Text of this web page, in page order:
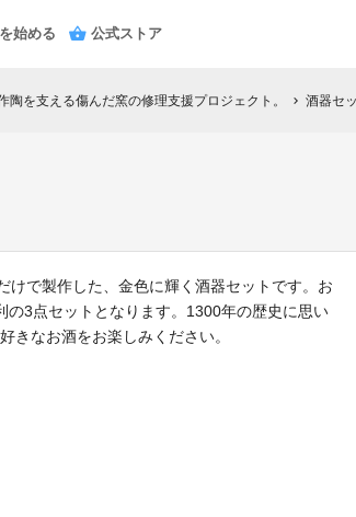
始める 公式ストア
を支える傷んだ窯の修理支援プロジェクト。 chevron_right 酒器セ
けで製作した、金色に輝く酒器セットです。お
の3点セットとなります。1300年の歴史に思い
きなお酒をお楽しみください。